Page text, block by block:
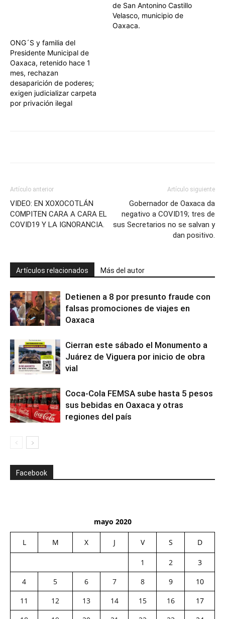
de San Antonino Castillo
Velasco, municipio de
Oaxaca.
ONG´S y familia del
Presidente Municipal de
Oaxaca, retenido hace 1
mes, rechazan
desaparición de poderes;
exigen judicializar carpeta
por privación ilegal
Artículo anterior
VIDEO: EN XOXOCOTLÁN
COMPITEN CARA A CARA EL
COVID19 Y LA IGNORANCIA.
Artículo siguiente
Gobernador de Oaxaca da
negativo a COVID19; tres de
sus Secretarios no se salvan y
dan positivo.
Artículos relacionados Más del autor
Detienen a 8 por presunto fraude con
falsas promociones de viajes en
Oaxaca
Cierran este sábado el Monumento a
Juárez de Viguera por inicio de obra
vial
Coca-Cola FEMSA sube hasta 5 pesos
sus bebidas en Oaxaca y otras
regiones del país
Facebook
mayo 2020
L M X J V S D
1 2
3
4
5 6 7 8 9
10
11
12 13 14 15 16
17